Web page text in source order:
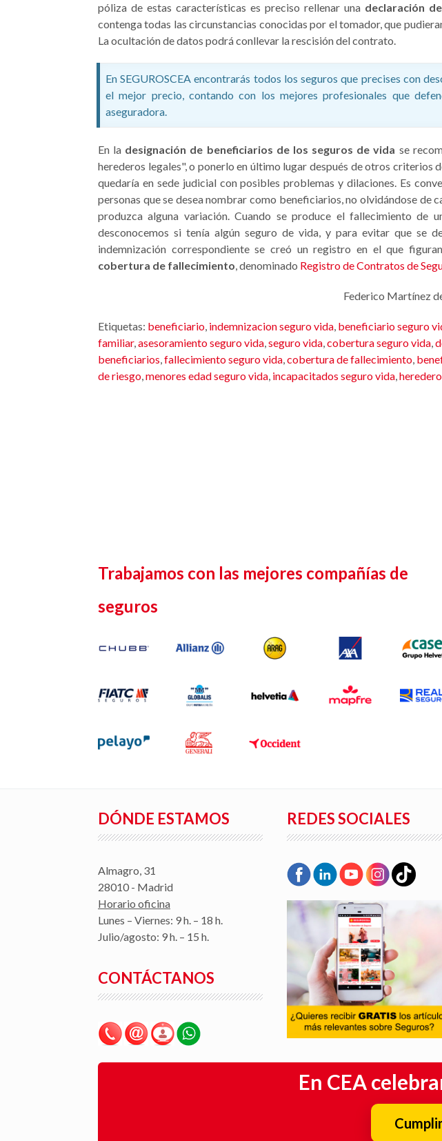
póliza de estas características es preciso rellenar una declaración
contenga todas las circunstancias conocidas por el tomador, que
La ocultación de datos podrá conllevar la rescisión del contrato.
En SEGUROSCEA encontrarás todos los seguros que precises con
el mejor precio, contando con los mejores profesionales que
aseguradora.
En la designación de beneficiarios de los seguros de vida se
herederos legales", o ponerlo en último lugar después de otros criterios
quedaría en sede judicial con posibles problemas y dilaciones. Es
personas que se desea nombrar como beneficiarios, no olvidándose de
produzca alguna variación. Cuando se produce el fallecimiento de
desconocemos si tenía algún seguro de vida, y para evitar que se
indemnización correspondiente se creó un registro en el que
cobertura de fallecimiento, denominado Registro de Contratos de
Federico Martínez
Etiquetas: beneficiario, indemnizacion seguro vida, beneficiario seguro
familiar,asesoramiento seguro vida,seguro vida,cobertura seguro vida,
beneficiarios,fallecimiento seguro vida,cobertura de fallecimiento,
de riesgo,menores edad seguro vida, incapacitados seguro vida,
Trabajamos con las mejores compañías de
seguros
DÓNDE ESTAMOS
Almagro, 31
28010 - Madrid
Horario oficina
Lunes – Viernes: 9 h. – 18 h.
Julio/agosto: 9 h. – 15 h.
CONTÁCTANOS
REDES SOCIALES
En CEA